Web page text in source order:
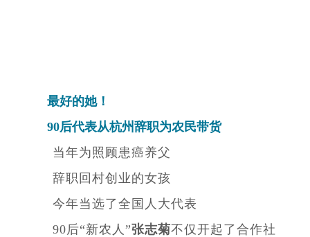
最好的她！
90后代表从杭州辞职为农民带货
当年为照顾患癌养父
辞职回村创业的女孩
今年当选了全国人大代表
90后“新农人”张志菊不仅开起了合作社